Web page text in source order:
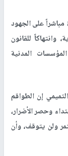
على الجهود
وانتهاكاً للقانون
المدنية
إن الطواقم
وحصر الأضرار،
ولن يتوقف، وأن